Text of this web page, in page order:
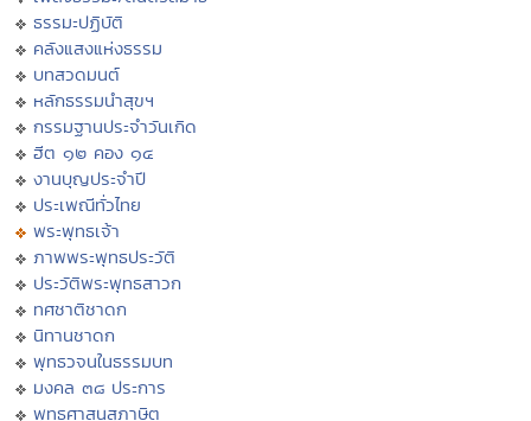
ธรรมะปฏิบัติ
คลังแสงแห่งธรรม
บทสวดมนต์
หลักธรรมนำสุขฯ
กรรมฐานประจำวันเกิด
ฮีต ๑๒ คอง ๑๔
งานบุญประจำปี
ประเพณีทั่วไทย
พระพุทธเจ้า
ภาพพระพุทธประวัติ
ประวัติพระพุทธสาวก
ทศชาติชาดก
นิทานชาดก
พุทธวจนในธรรมบท
มงคล ๓๘ ประการ
พุทธศาสนสุภาษิต